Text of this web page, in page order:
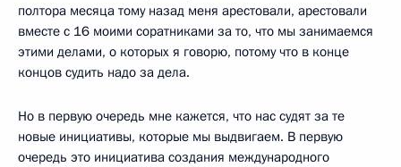
полтора месяца тому назад меня арестовали, арестовали
вместе с 16 моими соратниками за то, что мы занимаемся
этими делами, о которых я говорю, потому что в конце
концов судить надо за дела.
Но в первую очередь мне кажется, что нас судят за те
новые инициативы, которые мы выдвигаем. В первую
очередь это инициатива создания международного